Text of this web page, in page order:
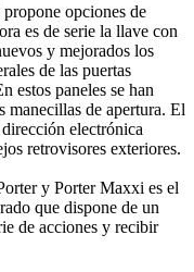
opciones de
es de serie la llave con
y mejorados los
de las puertas
estos paneles se han
manecillas de apertura. El
electrónica
retrovisores exteriores.
y Porter Maxxi es el
que dispone de un
de acciones y recibir